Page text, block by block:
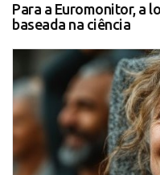
Para a Euromonitor, a
baseada na ciência